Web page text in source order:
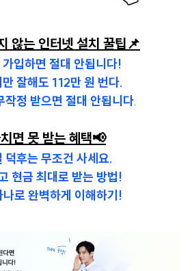
않는 인터넷 설치 꿀팁📌
입하면 절대 안됩니다!
잘해도 112만 원 번다.
작정 받으면 절대 안됩니다.
면 못 받는 혜택📢
덕후는 무조건 사세요.
현금 최대로 받는 방법!
로 완벽하게 이해하기!